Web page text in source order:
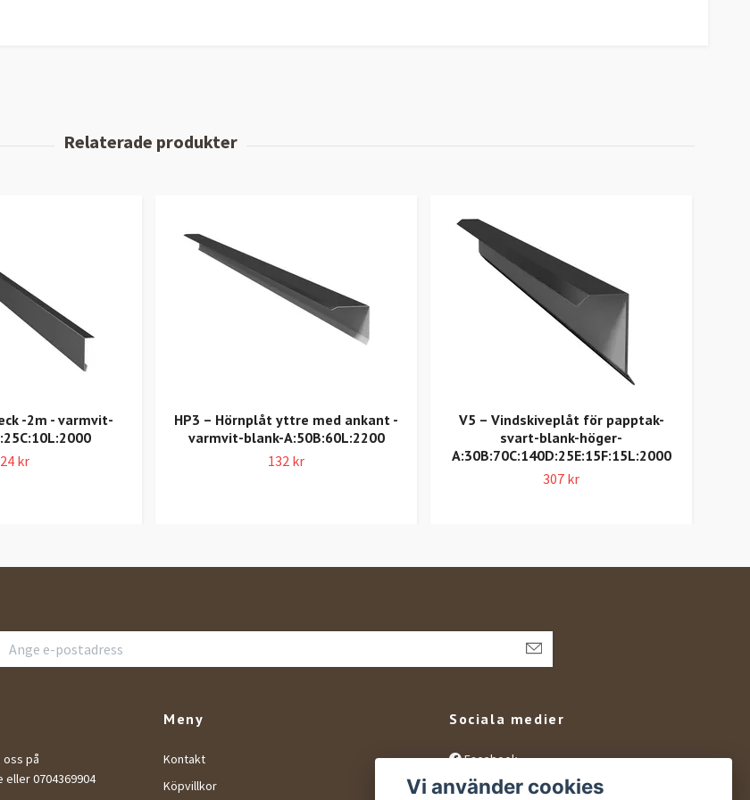
-2m - varmvit-
kr
HP3 – Hörnplåt yttre med ankant -
varmvit-blank-A:50B:60L:2200
132 kr
V5 – Vindskiveplåt för papptak-
svart-blank-höger-
A:30B:70C:140D:25E:15F:15L:2000
307 kr
på
eller 0704369904
Meny
Kontakt
Köpvillkor
Sociala medier
Facebook
Instagram
Vi använder cookies